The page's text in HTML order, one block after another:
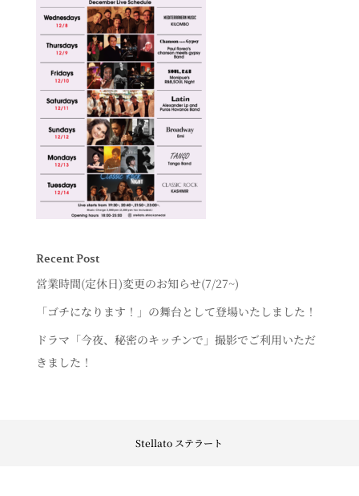
Recent Post
営業時間(定休日)変更のお知らせ(7/27~)
「ゴチになります！」の舞台として登場いたしました！
ドラマ「今夜、秘密のキッチンで」撮影でご利用いただ
きました！
Stellato ステラート